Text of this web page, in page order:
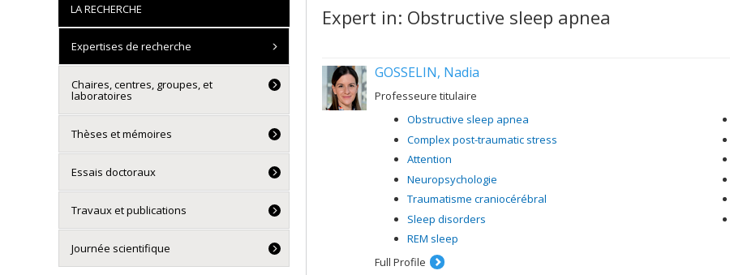
Expert in: Obstructive sleep apnea
GOSSELIN, Nadia
Professeure titulaire
Obstructive sleep apnea
Complex post-traumatic stress
Attention
Neuropsychologie
Traumatisme craniocérébral
Sleep disorders
REM sleep
Full Profile
LA RECHERCHE
Expertises de recherche
Chaires, centres, groupes, et
laboratoires
Thèses et mémoires
Essais doctoraux
Travaux et publications
Journée scientifique